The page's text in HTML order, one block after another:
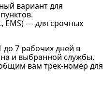
вариант для
EMS) — для срочных
до 7 рабочих дней в
и выбранной службы.
вам трек-номер для